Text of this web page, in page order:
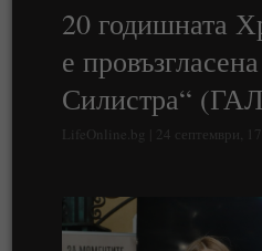
20 годишната
е
Силистра“
LifeOnline.bg | 24 септември,